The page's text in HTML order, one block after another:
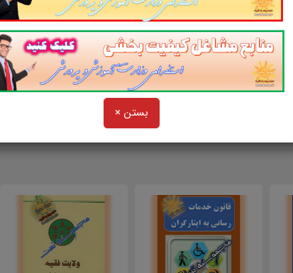
بستن ×
فرزندان شهدا و فرزندان جانبازان
و در یک نمای کلی:
به سایر منابع استخدامی فرزندان شهدا و فرزندان جانبازان